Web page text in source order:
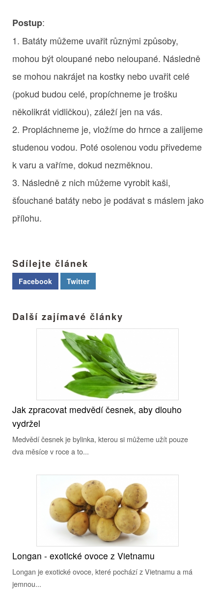
Postup:
1. Batáty můžeme uvařit různými způsoby,
mohou být oloupané nebo neloupané. Následně
se mohou nakrájet na kostky nebo uvařit celé
(pokud budou celé, propíchneme je trošku
několikrát vidličkou), záleží jen na vás.
2. Propláchneme je, vložíme do hrnce a zalijeme
studenou vodou. Poté osolenou vodu přivedeme
k varu a vaříme, dokud nezměknou.
3. Následně z nich můžeme vyrobit kaši,
šťouchané batáty nebo je podávat s máslem jako
přílohu.
Sdílejte článek
Facebook Twitter
Další zajímavé články
Jak zpracovat medvědí česnek, aby dlouho
vydržel
Medvědí česnek je bylinka, kterou si můžeme užít pouze
dva měsíce v roce a to...
Longan - exotické ovoce z Vietnamu
Longan je exotické ovoce, které pochází z Vietnamu a má
jemnou...